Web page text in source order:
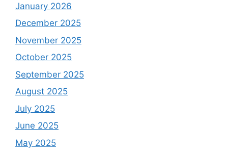
January 2026
December 2025
November 2025
October 2025
September 2025
August 2025
July 2025
June 2025
May 2025